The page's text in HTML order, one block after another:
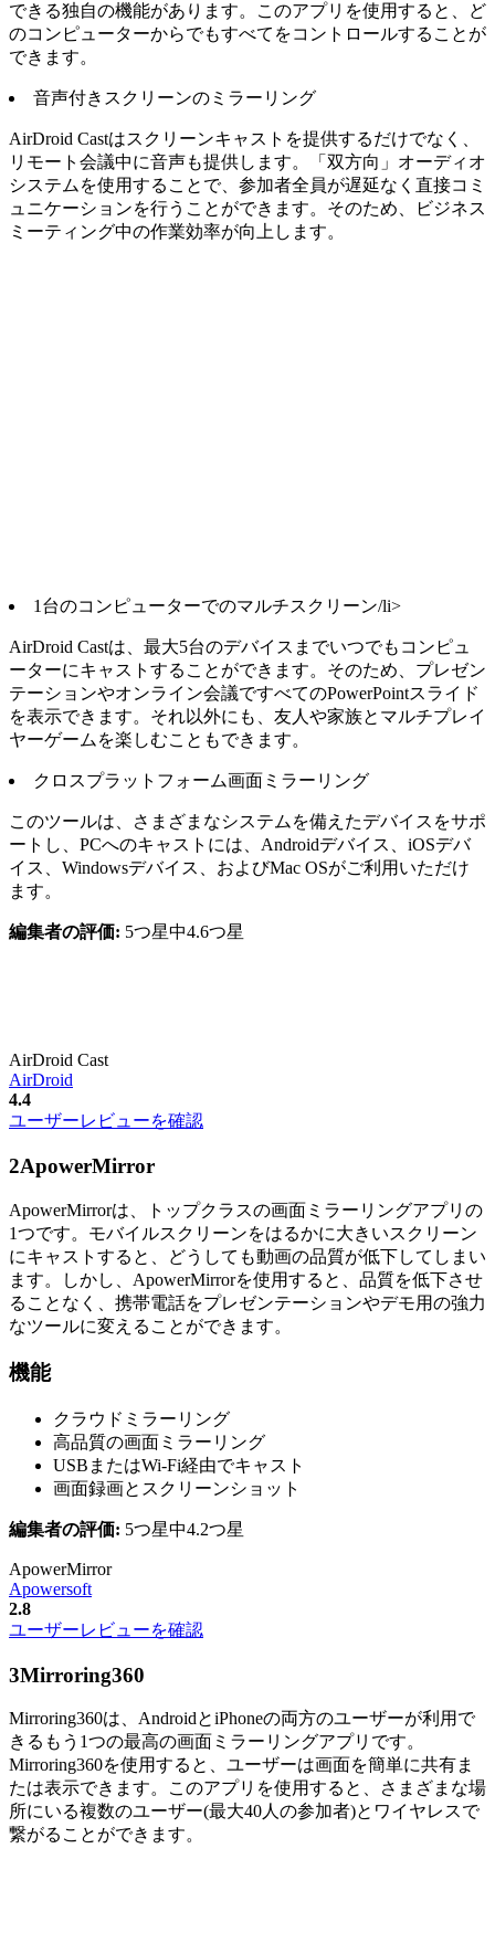
できる独自の機能があります。このアプリを使用すると、ど
のコンピューターからでもすべてをコントロールすることが
できます。
音声付きスクリーンのミラーリング
AirDroid Castはスクリーンキャストを提供するだけでなく、
リモート会議中に音声も提供します。「双方向」オーディオ
システムを使用することで、参加者全員が遅延なく直接コミ
ュニケーションを行うことができます。そのため、ビジネス
ミーティング中の作業効率が向上します。
1台のコンピューターでのマルチスクリーン/li>
AirDroid Castは、最大5台のデバイスまでいつでもコンピュ
ーターにキャストすることができます。そのため、プレゼン
テーションやオンライン会議ですべてのPowerPointスライド
を表示できます。それ以外にも、友人や家族とマルチプレイ
ヤーゲームを楽しむこともできます。
クロスプラットフォーム画面ミラーリング
このツールは、さまざまなシステムを備えたデバイスをサポ
ートし、PCへのキャストには、Androidデバイス、iOSデバ
イス、Windowsデバイス、およびMac OSがご利用いただけ
ます。
編集者の評価: 5つ星中4.6つ星
AirDroid Cast
AirDroid
4.4
ユーザーレビューを確認
2ApowerMirror
ApowerMirrorは、トップクラスの画面ミラーリングアプリの
1つです。モバイルスクリーンをはるかに大きいスクリーン
にキャストすると、どうしても動画の品質が低下してしまい
ます。しかし、ApowerMirrorを使用すると、品質を低下させ
ることなく、携帯電話をプレゼンテーションやデモ用の強力
なツールに変えることができます。
機能
クラウドミラーリング
高品質の画面ミラーリング
USBまたはWi-Fi経由でキャスト
画面録画とスクリーンショット
編集者の評価: 5つ星中4.2つ星
ApowerMirror
Apowersoft
2.8
ユーザーレビューを確認
3Mirroring360
Mirroring360は、AndroidとiPhoneの両方のユーザーが利用で
きるもう1つの最高の画面ミラーリングアプリです。
Mirroring360を使用すると、ユーザーは画面を簡単に共有ま
たは表示できます。このアプリを使用すると、さまざまな場
所にいる複数のユーザー(最大40人の参加者)とワイヤレスで
繋がることができます。